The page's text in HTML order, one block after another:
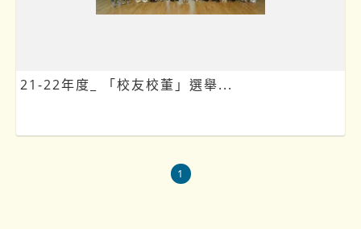
21-22年度_ 「校友校董」選舉...
1